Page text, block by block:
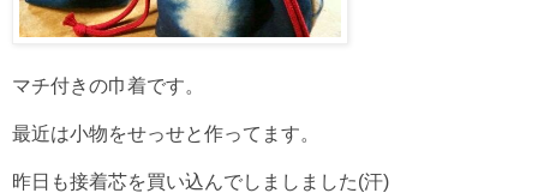
マチ付きの巾着です。
最近は小物をせっせと作ってます。
昨日も接着芯を買い込んでしましました(汗)